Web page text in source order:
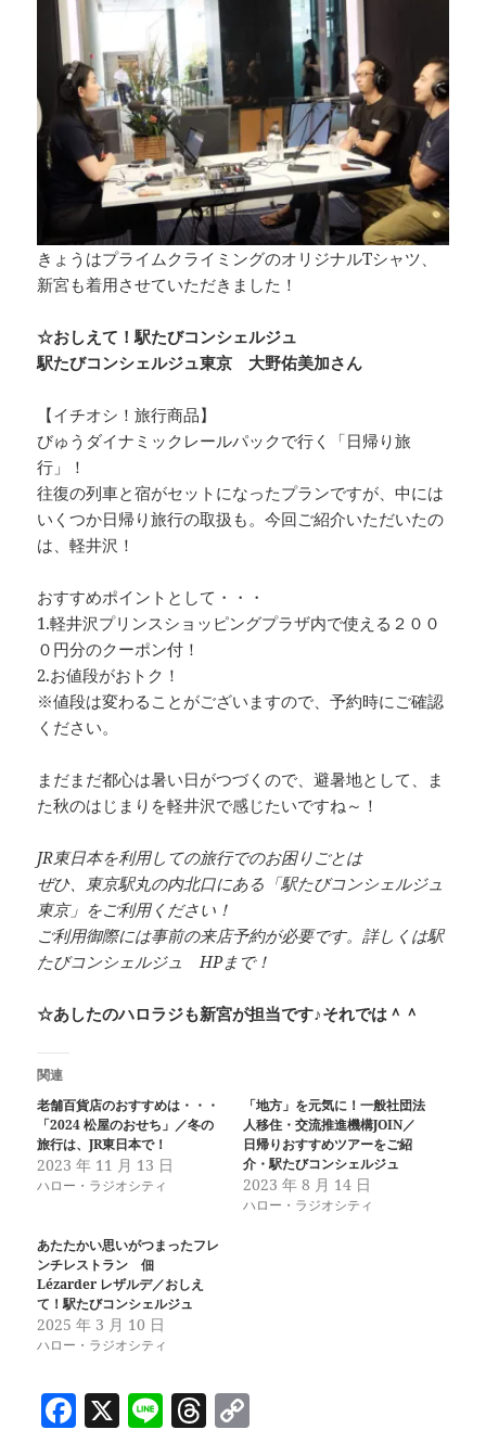
きょうはプライムクライミングのオリジナルTシャツ、
新宮も着用させていただきました！
☆おしえて！駅たびコンシェルジュ
駅たびコンシェルジュ東京 大野佑美加さん
【イチオシ！旅行商品】
びゅうダイナミックレールパックで行く「日帰り旅
行」！
往復の列車と宿がセットになったプランですが、中には
いくつか日帰り旅行の取扱も。今回ご紹介いただいたの
は、軽井沢！
おすすめポイントとして・・・
1.軽井沢プリンスショッピングプラザ内で使える２００
０円分のクーポン付！
2.お値段がおトク！
※値段は変わることがございますので、予約時にご確認
ください。
まだまだ都心は暑い日がつづくので、避暑地として、ま
た秋のはじまりを軽井沢で感じたいですね～！
JR東日本を利用しての旅行でのお困りごとは
ぜひ、東京駅丸の内北口にある「駅たびコンシェルジュ
東京」をご利用ください！
ご利用御際には事前の来店予約が必要です。詳しくは駅
たびコンシェルジュ HPまで！
☆あしたのハロラジも新宮が担当です♪それでは＾＾
関連
老舗百貨店のおすすめは・・・
「2024 松屋のおせち」／冬の
旅行は、JR東日本で！
2023 年 11 月 13 日
ハロー・ラジオシティ
「地方」を元気に！一般社団法
人移住・交流推進機構JOIN／
日帰りおすすめツアーをご紹
介・駅たびコンシェルジュ
2023 年 8 月 14 日
ハロー・ラジオシティ
あたたかい思いがつまったフレ
ンチレストラン 佃
Lézarder レザルデ／おしえ
て！駅たびコンシェルジュ
2025 年 3 月 10 日
ハロー・ラジオシティ
F X Li T